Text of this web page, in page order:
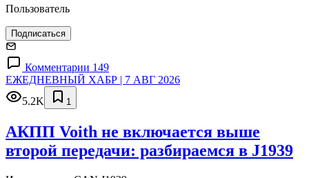
Пользователь
Подписаться
Комментарии 149
ЕЖЕДНЕВНЫЙ ХАБР | 7 АВГ 2026
5.2K
1
АКПП Voith не включается выше
второй передачи: разбираемся в J1939